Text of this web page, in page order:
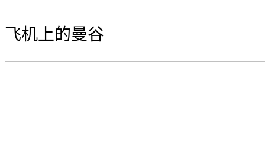
飞机上的曼谷